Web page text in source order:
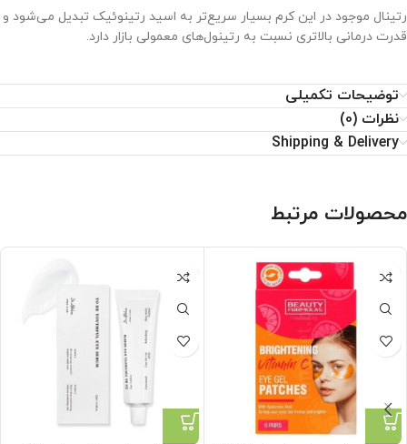
رتینال موجود در این کرم بسیار سریع‌تر به اسید رتینوئیک تبدیل می‌شود و
قدرت درمانی بالاتری نسبت به رتینول‌های معمولی بازار دارد.
توضیحات تکمیلی
نظرات (0)
Shipping & Delivery
محصولات مرتبط